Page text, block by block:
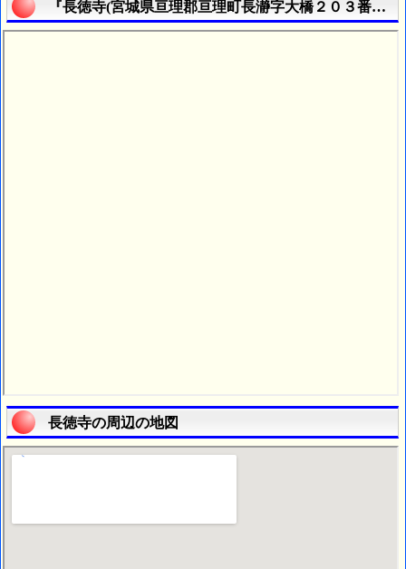
『長徳寺(宮城県亘理郡亘理町長瀞字大橋２０３番地)
長徳寺の周辺の地図